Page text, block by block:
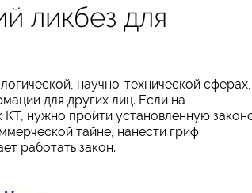
ликбез для
научно-технической сферах,
для других лиц. Если на
нужно пройти установленную
тайне, нанести гриф
работать закон.